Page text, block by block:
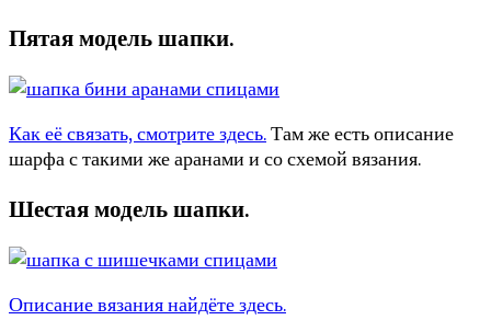
Пятая модель шапки.
Как её связать, смотрите здесь.Там же есть описание
шарфа с такими же аранами и со схемой вязания.
Шестая модель шапки.
Описание вязания найдёте здесь.